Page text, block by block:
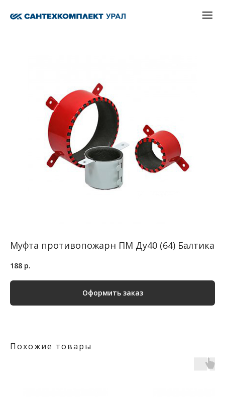
Муфта противопожарн ПМ Ду40 (64) Балтика
188 р.
Оформить заказ
Похожие товары